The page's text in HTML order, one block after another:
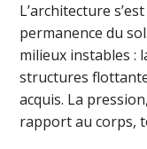
L’architecture
permanence du
milieux instables :
structures
acquis. La
rapport au corps,